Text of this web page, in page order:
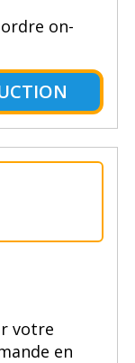
on-
votre
en